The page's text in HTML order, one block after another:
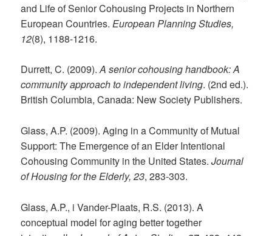
and Life of Senior Cohousing Projects in Northern
European Countries.European Planning Studies,
12(8), 1188-1216.
Durrett, C. (2009).A senior cohousing handbook: A
community approach to independent living. (2nd ed.).
British Columbia, Canada: New Society Publishers.
Glass, A.P. (2009). Aging in a Community of Mutual
Support: The Emergence of an Elder Intentional
Cohousing Community in the United States.Journal
of Housing for the Elderly, 23, 283-303.
Glass, A.P., i Vander-Plaats, R.S. (2013). A
conceptual model for aging better together